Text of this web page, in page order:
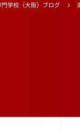
学校（大阪）ブログ